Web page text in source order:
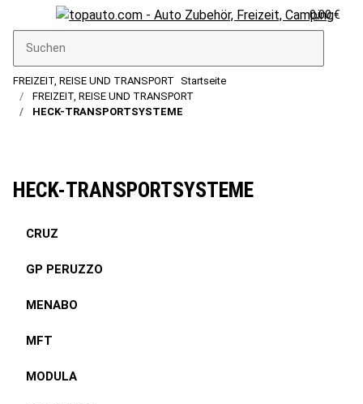
0,00 €
FREIZEIT, REISE UND TRANSPORT Startseite
FREIZEIT, REISE UND TRANSPORT
HECK-TRANSPORTSYSTEME
HECK-TRANSPORTSYSTEME
CRUZ
GP PERUZZO
MENABO
MFT
MODULA